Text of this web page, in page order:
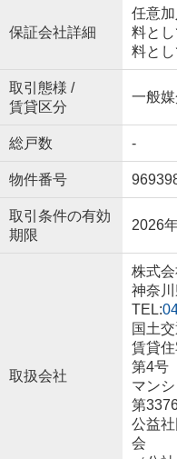
保証会社詳細
任意
料と
料と
取引態様 /
賃貸区分
一般
総戸数 -
物件番号
取引条件の有効
期限
2026
取扱会社
株式
神奈
TEL:
国土
賃貸
第4号
マン
第
公益
会